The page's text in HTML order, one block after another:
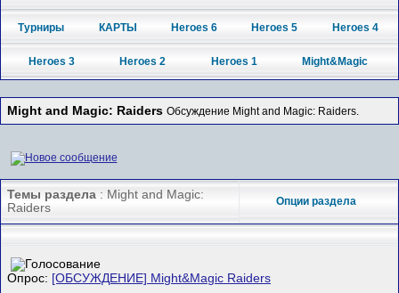
Турниры КАРТЫ Heroes 6 Heroes 5 Heroes 4
Heroes 3 Heroes 2 Heroes 1 Might&Magic
Might and Magic: Raiders Обсуждение Might and Magic: Raiders.
Темы раздела : Might and Magic:
Raiders
Опции раздела
Опрос: [ОБСУЖДЕНИЕ] Might&Magic Raiders